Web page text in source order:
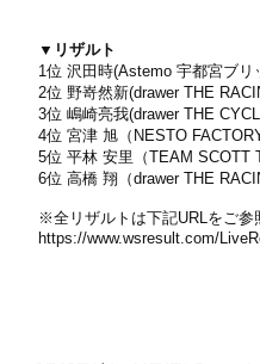
▼リザルト
1位 沢田時(Astemo 宇都宮ブリ
2位 野嵜然新(drawer THE
3位 嶋崎亮我(drawer THE
4位 宮津 旭（NESTO
5位 平林 安里（TEAM SCOTT
6位 高橋 翔（drawer THE
※全リザルトは下記URLをご参
https://www.wsresult.com/